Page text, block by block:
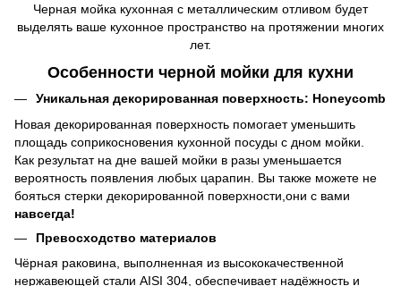
Черная мойка кухонная с металлическим отливом будет
выделять ваше кухонное пространство на протяжении многих
лет.
Особенности черной мойки для кухни
Уникальная декорированная поверхность: Honeycomb
Новая декорированная поверхность помогает уменьшить
площадь соприкосновения кухонной посуды с дном мойки.
Как результат на дне вашей мойки в разы уменьшается
вероятность появления любых царапин. Вы также можете не
бояться стерки декорированной поверхности,они с вами
навсегда!
Превосходство материалов
Чёрная раковина, выполненная из высококачественной
нержавеющей стали AISI 304, обеспечивает надёжность и